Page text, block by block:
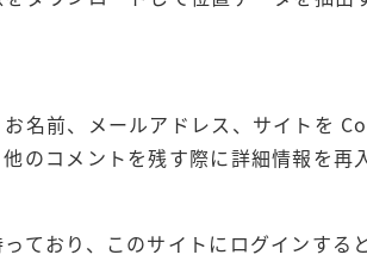
名前、メールアドレス、サイトを
のコメントを残す際に詳細情報を
ており、このサイトにログインす